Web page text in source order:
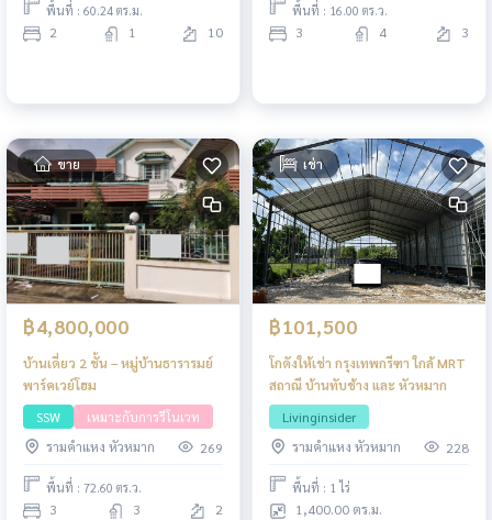
พื้นที่ : 60.24 ตร.ม.
2 1 10
พื้นที่ : 16.00 ตร.ว.
3 4 3
ขาย
฿4,800,000
บ้านเดี่ยว 2 ชั้น – หมู่บ้านธารารมย์
พาร์คเวย์โฮม
SSW
เหมาะกับการรีโนเวท
รามคำแหง หัวหมาก
269
พื้นที่ : 72.60 ตร.ว.
3 3 2
เช่า
฿101,500
โกดังให้เช่า กรุงเทพกรีฑา ใกล้ MRT
สถาณี บ้านทับช้าง และ หัวหมาก
Livinginsider
รามคำแหง หัวหมาก
228
พื้นที่ : 1 ไร่
1,400.00 ตร.ม.